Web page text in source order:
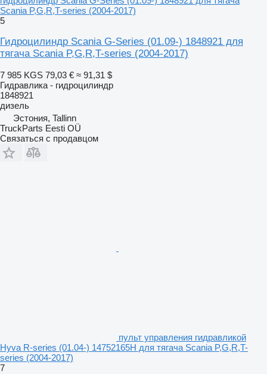
Scania P,G,R,T-series (2004-2017)
5
Гидроцилиндр Scania G-Series (01.09-) 1848921 для
тягача Scania P,G,R,T-series (2004-2017)
7 985 KGS 79,03 € ≈ 91,31 $
Гидравлика - гидроцилиндр
1848921
дизель
Эстония, Tallinn
TruckParts Eesti OÜ
Связаться с продавцом
пульт управления гидравликой
Hyva R-series (01.04-) 14752165H для тягача Scania P,G,R,T-
series (2004-2017)
7